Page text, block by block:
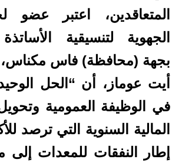
المتعاقدين، اعتبر عضو
الجهوية لتنسيقية
بجهة (محافظة) فاس مكناس،
أيت عوماز، أن “الحل
في الوظيفة العمومية
المالية السنوية التي ترصد
إطار النفقات للمعدات إلى